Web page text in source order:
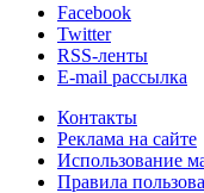
Facebook
Twitter
RSS-ленты
E-mail рассылка
Контакты
Реклама на сайте
Использование
Правила